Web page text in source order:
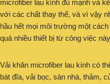
microfiber lau kính đủ mạnh và
với các chất thay thế, và vì vậy
hầu hết mọi môi trường một
quá nhiều thiết bị từ công việc
Vải khăn microfiber lau kính có
bát đĩa, vải bọc, sàn nhà, thảm,